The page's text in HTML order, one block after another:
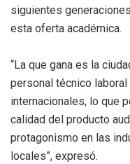
siguientes
esta oferta académica.
“La que gana es la
personal técnico
internacionales, lo que
calidad del producto
protagonismo en las
locales”, expresó.